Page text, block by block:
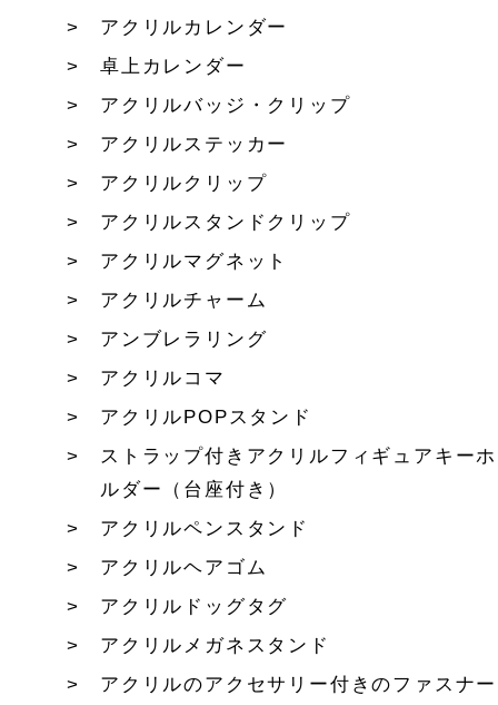
アクリルカレンダー
卓上カレンダー
アクリルバッジ・クリップ
アクリルステッカー
アクリルクリップ
アクリルスタンドクリップ
アクリルマグネット
アクリルチャーム
アンブレラリング
アクリルコマ
アクリルPOPスタンド
ストラップ付きアクリルフィギュアキーホ
ルダー（台座付き）
アクリルペンスタンド
アクリルヘアゴム
アクリルドッグタグ
アクリルメガネスタンド
アクリルのアクセサリー付きのファスナー